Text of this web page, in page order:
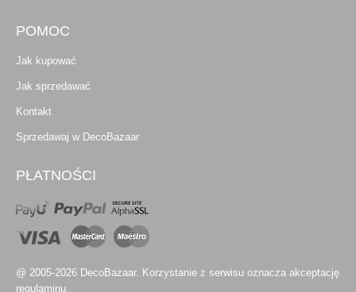
POMOC
Jak kupować
Jak sprzedawać
Kontakt
Sprzedawaj w DecoBazaar
PŁATNOŚCI
@ 2005-2026 DecoBazaar. Korzystanie z serwisu oznacza akceptację
regulaminu.